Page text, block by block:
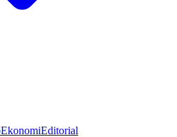
EkonomiEditorial